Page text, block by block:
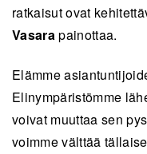
ratkaisut ovat
Vasarapainottaa.
Elämme
Elinympäristömme
voivat muuttaa sen
voimme välttää